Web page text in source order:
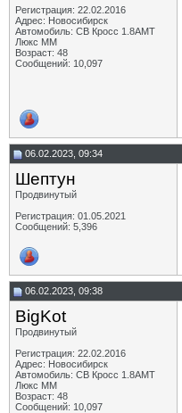
Регистрация: 22.02.2016
Адрес: Новосибирск
Автомобиль: СВ Кросс 1.8АМТ
Люкс ММ
Возраст: 48
Сообщений: 10,097
06.02.2023, 09:34
Шептун
Продвинутый
Регистрация: 01.05.2021
Сообщений: 5,396
06.02.2023, 09:38
BigKot
Продвинутый
Регистрация: 22.02.2016
Адрес: Новосибирск
Автомобиль: СВ Кросс 1.8АМТ
Люкс ММ
Возраст: 48
Сообщений: 10,097